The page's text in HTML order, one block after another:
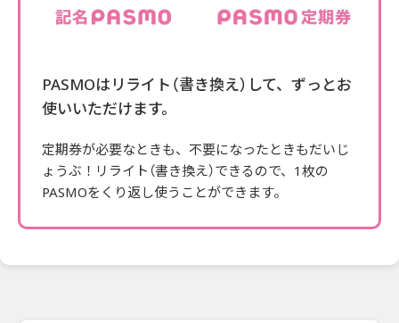
PASMOはリライト（書き換え）して、ずっとお
使いいただけます。
定期券が必要なときも、不要になったときもだいじ
ょうぶ！リライト（書き換え）できるので、1枚の
PASMOをくり返し使うことができます。